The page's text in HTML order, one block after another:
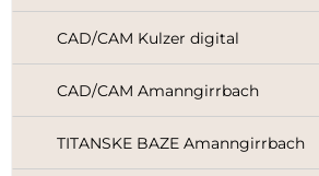
CAD/CAM Kulzer digital
CAD/CAM Amanngirrbach
TITANSKE BAZE Amanngirrbach